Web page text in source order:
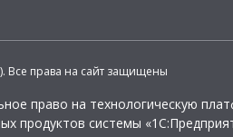
Все права на сайт защищены
право на технологическую
продуктов системы